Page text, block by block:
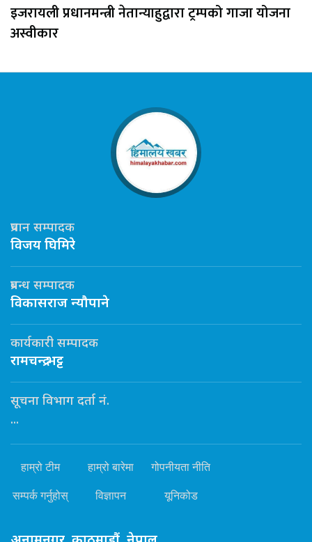
इजरायली प्रधानमन्त्री नेतान्याहुद्वारा ट्रम्पको गाजा योजना
अस्वीकार
प्रधान सम्पादक
विजय घिमिरे
प्रबन्ध सम्पादक
विकासराज न्यौपाने
कार्यकारी सम्पादक
रामचन्द्र भट्ट
सूचना विभाग दर्ता नं.
...
हाम्रो टीम हाम्रो बारेमा गोपनीयता नीति
सम्पर्क गर्नुहोस् विज्ञापन यूनिकोड